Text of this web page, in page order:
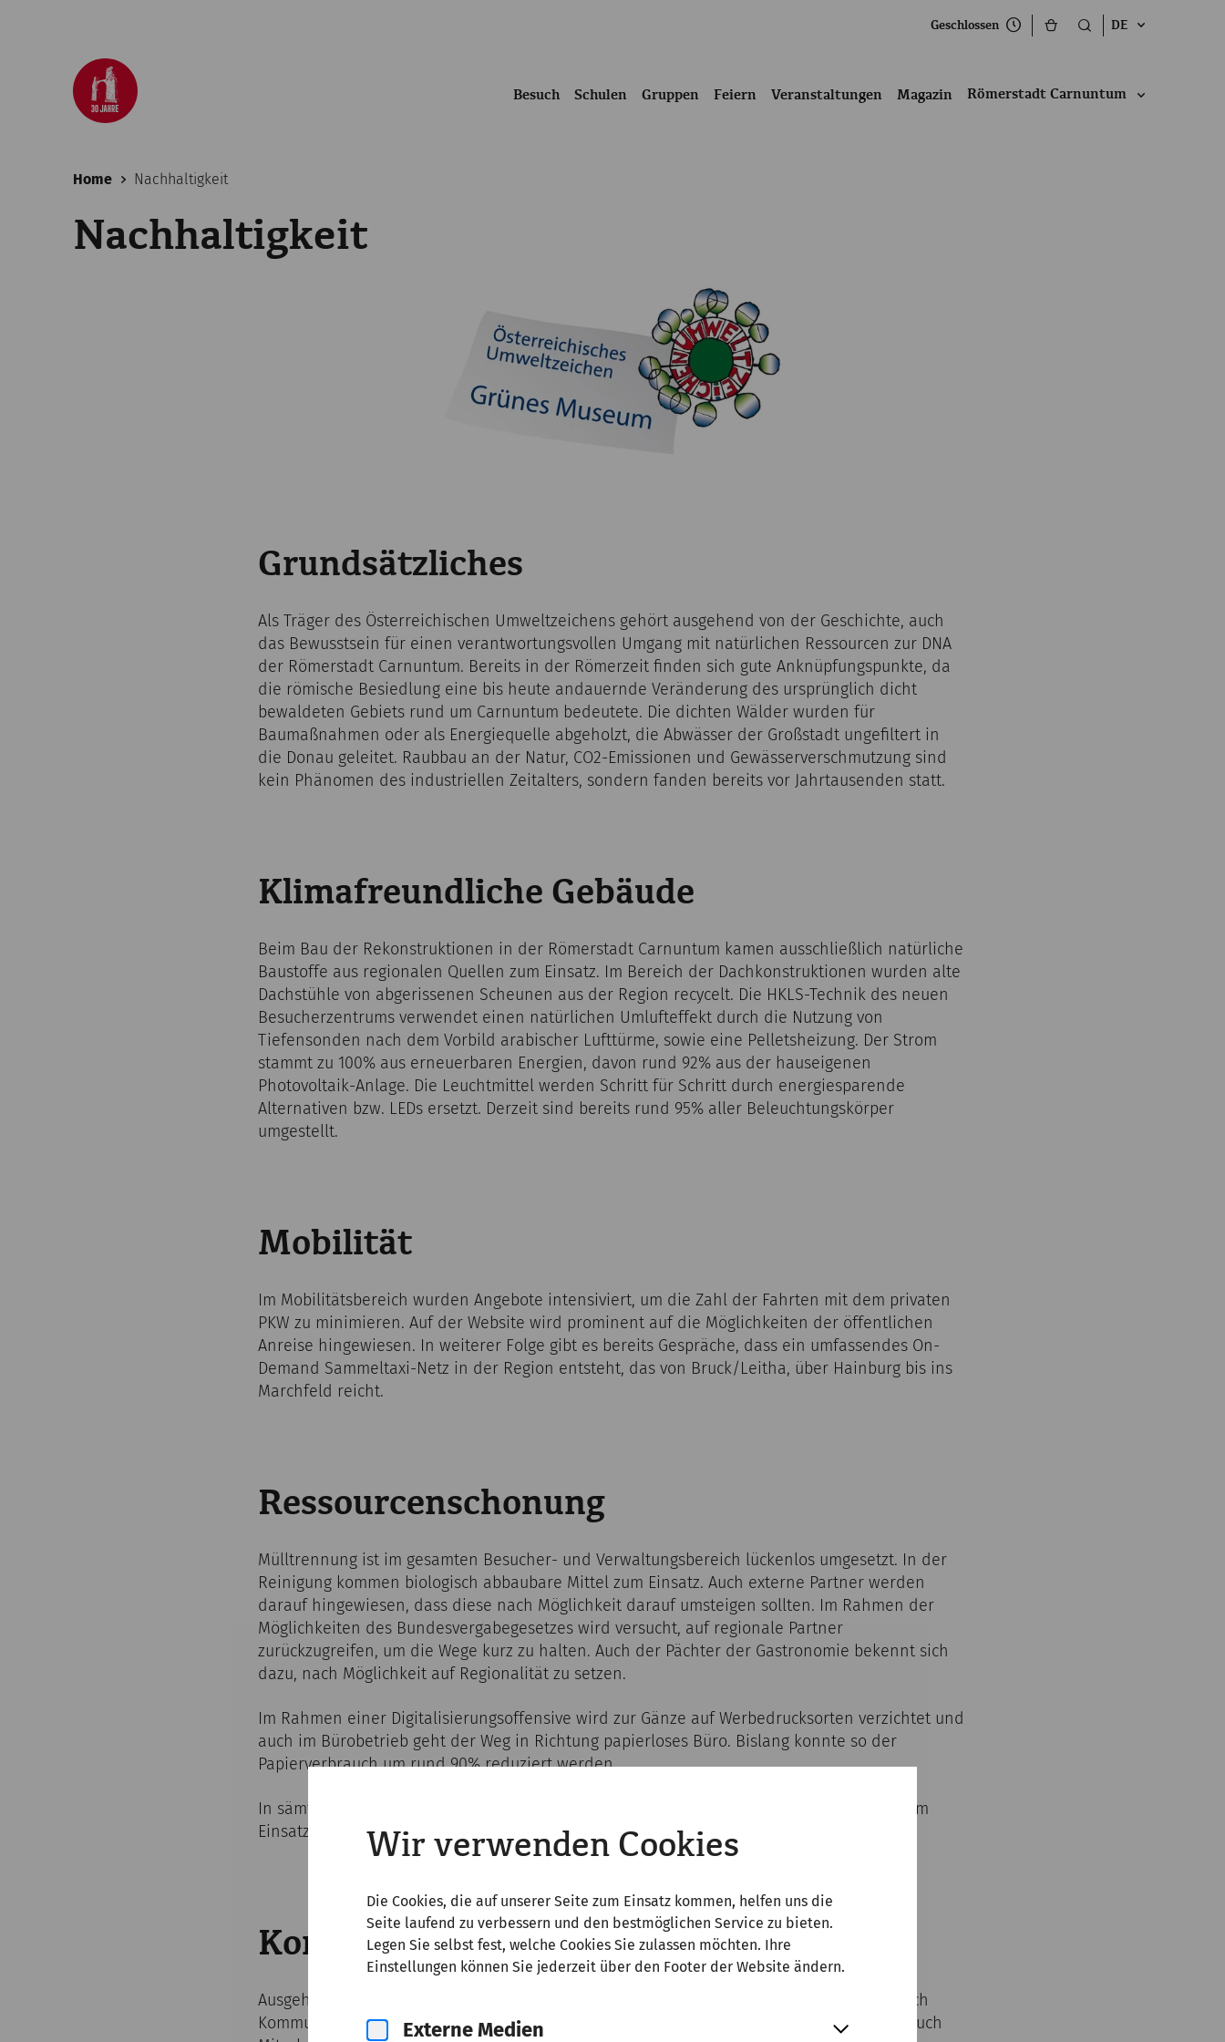
Wir verwenden Cookies
Die Cookies, die auf unserer Seite zum Einsatz kommen, helfen uns die
Seite laufend zu verbessern und den bestmöglichen Service zu bieten.
Legen Sie selbst fest, welche Cookies Sie zulassen möchten. Ihre
Einstellungen können Sie jederzeit über den Footer der Website ändern.
Externe Medien
Geschlossen DE
Besuch Schulen Gruppen Feiern Veranstaltungen Magazin Römerstadt Carnuntum
Home Nachhaltigkeit
Nachhaltigkeit
Grundsätzliches
Als Träger des Österreichischen Umweltzeichens gehört ausgehend von der Geschichte, auch
das Bewusstsein für einen verantwortungsvollen Umgang mit natürlichen Ressourcen zur DNA
der Römerstadt Carnuntum. Bereits in der Römerzeit finden sich gute Anknüpfungspunkte, da
die römische Besiedlung eine bis heute andauernde Veränderung des ursprünglich dicht
bewaldeten Gebiets rund um Carnuntum bedeutete. Die dichten Wälder wurden für
Baumaßnahmen oder als Energiequelle abgeholzt, die Abwässer der Großstadt ungefiltert in
die Donau geleitet. Raubbau an der Natur, CO2-Emissionen und Gewässerverschmutzung sind
kein Phänomen des industriellen Zeitalters, sondern fanden bereits vor Jahrtausenden statt.
Klimafreundliche Gebäude
Beim Bau der Rekonstruktionen in der Römerstadt Carnuntum kamen ausschließlich natürliche
Baustoffe aus regionalen Quellen zum Einsatz. Im Bereich der Dachkonstruktionen wurden alte
Dachstühle von abgerissenen Scheunen aus der Region recycelt. Die HKLS-Technik des neuen
Besucherzentrums verwendet einen natürlichen Umlufteffekt durch die Nutzung von
Tiefensonden nach dem Vorbild arabischer Lufttürme, sowie eine Pelletsheizung. Der Strom
stammt zu 100% aus erneuerbaren Energien, davon rund 92% aus der hauseigenen
Photovoltaik-Anlage. Die Leuchtmittel werden Schritt für Schritt durch energiesparende
Alternativen bzw. LEDs ersetzt. Derzeit sind bereits rund 95% aller Beleuchtungskörper
umgestellt.
Mobilität
Im Mobilitätsbereich wurden Angebote intensiviert, um die Zahl der Fahrten mit dem privaten
PKW zu minimieren. Auf der Website wird prominent auf die Möglichkeiten der öffentlichen
Anreise hingewiesen. In weiterer Folge gibt es bereits Gespräche, dass ein umfassendes On-
Demand Sammeltaxi-Netz in der Region entsteht, das von Bruck/Leitha, über Hainburg bis ins
Marchfeld reicht.
Ressourcenschonung
Mülltrennung ist im gesamten Besucher- und Verwaltungsbereich lückenlos umgesetzt. In der
Reinigung kommen biologisch abbaubare Mittel zum Einsatz. Auch externe Partner werden
darauf hingewiesen, dass diese nach Möglichkeit darauf umsteigen sollten. Im Rahmen der
Möglichkeiten des Bundesvergabegesetzes wird versucht, auf regionale Partner
zurückzugreifen, um die Wege kurz zu halten. Auch der Pächter der Gastronomie bekennt sich
dazu, nach Möglichkeit auf Regionalität zu setzen.
Im Rahmen einer Digitalisierungsoffensive wird zur Gänze auf Werbedrucksorten verzichtet und
auch im Bürobetrieb geht der Weg in Richtung papierloses Büro. Bislang konnte so der
Papierverbrauch um rund 90% reduziert werden.
In sämtlichen öffentlichen Sanitärbereichen kommen sensorbetriebene Wasserhähne zum
Einsatz, um den Wasserverbrauch zu optimieren.
Kommunikation
Ausgehend von unserem bisherigen Selbstverständnis ist es für die Zukunft das Ziel, durch
Kommunikations- und Schulungsmaßnahmen sowohl Besucherinnen und Besucher, als auch